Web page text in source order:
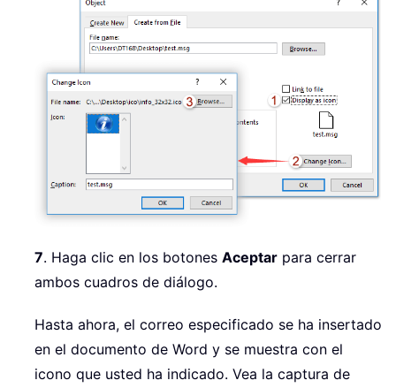
7. Haga clic en los botones Aceptar para cerrar
ambos cuadros de diálogo.
Hasta ahora, el correo especificado se ha insertado
en el documento de Word y se muestra con el
icono que usted ha indicado. Vea la captura de